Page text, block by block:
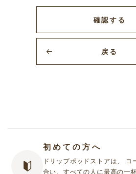
確認する
戻る
初めての方へ
ドリップポッドストアは、 コ
合い、すべての人に最高の一